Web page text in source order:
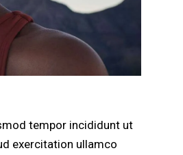
tempor incididunt ut
exercitation ullamco